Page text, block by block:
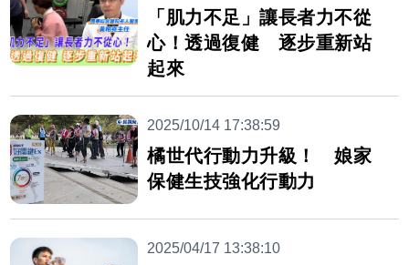
「肌力不足」讓長者力不從
心！透過復健 逐步重新站
起來
2025/10/14 17:38:59
橘世代行動力升級！ 娘家
保健生技強化行動力
2025/04/17 13:38:10